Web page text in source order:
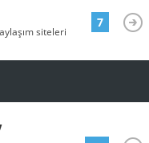
siteleri
7